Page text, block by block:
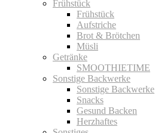
Frühstück
Frühstück
Aufstriche
Brot & Brötchen
Müsli
Getränke
SMOOTHIETIME
Sonstige Backwerke
Sonstige Backwerke
Snacks
Gesund Backen
Herzhaftes